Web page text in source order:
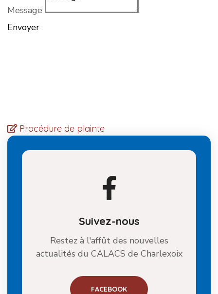
Message
Envoyer
Procédure de plainte
Suivez-nous
Restez à l'affût des nouvelles
actualités du CALACS de Charlexoix
FACEBOOK